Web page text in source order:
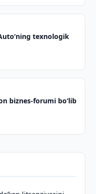
texnologik
biznes-forumi bo‘lib